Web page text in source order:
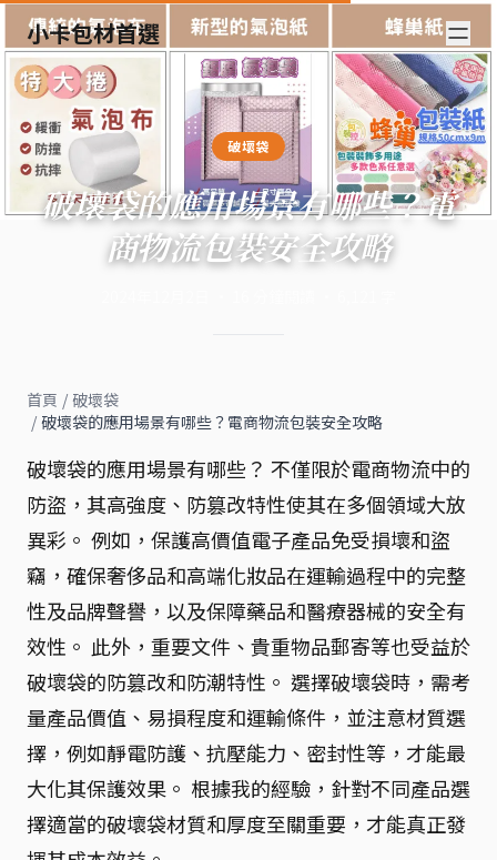
小卡包材首選
破壞袋
破壞袋的應用場景有哪些？電
商物流包裝安全攻略
首頁 / 破壞袋
/ 破壞袋的應用場景有哪些？電商物流包裝安全攻略
破壞袋的應用場景有哪些？ 不僅限於電商物流中的
防盜，其高強度、防篡改特性使其在多個領域大放
異彩。 例如，保護高價值電子產品免受損壞和盜
竊，確保奢侈品和高端化妝品在運輸過程中的完整
性及品牌聲譽，以及保障藥品和醫療器械的安全有
效性。 此外，重要文件、貴重物品郵寄等也受益於
破壞袋的防篡改和防潮特性。 選擇破壞袋時，需考
量產品價值、易損程度和運輸條件，並注意材質選
擇，例如靜電防護、抗壓能力、密封性等，才能最
大化其保護效果。 根據我的經驗，針對不同產品選
擇適當的破壞袋材質和厚度至關重要，才能真正發